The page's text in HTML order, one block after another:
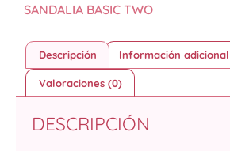
SANDALIA BASIC TWO
Descripción Información adicional
Valoraciones (0)
DESCRIPCIÓN